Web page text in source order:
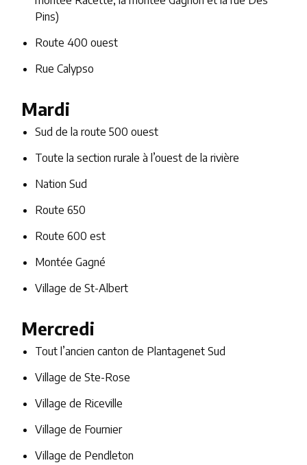
Pins)
Route 400 ouest
Rue Calypso
Mardi
Sud de la route 500 ouest
Toute la section rurale à l’ouest de la rivière
Nation Sud
Route 650
Route 600 est
Montée Gagné
Village de St-Albert
Mercredi
Tout l’ancien canton de Plantagenet Sud
Village de Ste-Rose
Village de Riceville
Village de Fournier
Village de Pendleton